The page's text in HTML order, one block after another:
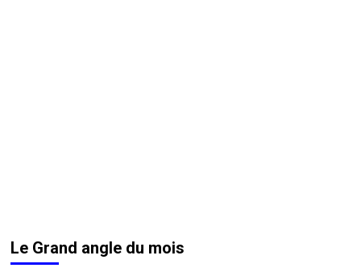
Le Grand angle du mois